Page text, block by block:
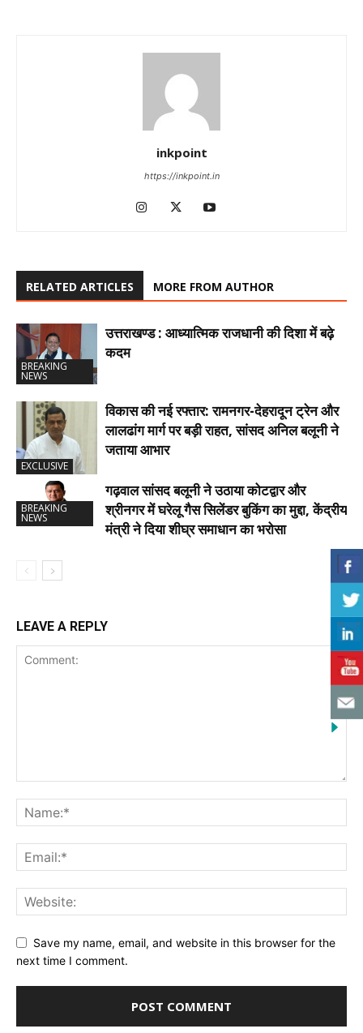
inkpoint
https://inkpoint.in
RELATED ARTICLES MORE FROM AUTHOR
BREAKING
NEWS
उत्तराखण्ड : आध्यात्मिक राजधानी की दिशा में बढ़े
कदम
EXCLUSIVE
विकास की नई रफ्तार: रामनगर-देहरादून ट्रेन और
लालढांग मार्ग पर बड़ी राहत, सांसद अनिल बलूनी ने
जताया आभार
BREAKING
NEWS
गढ़वाल सांसद बलूनी ने उठाया कोटद्वार और
श्रीनगर में घरेलू गैस सिलेंडर बुकिंग का मुद्दा, केंद्रीय
मंत्री ने दिया शीघ्र समाधान का भरोसा
LEAVE A REPLY
Save my name, email, and website in this browser for the
next time I comment.